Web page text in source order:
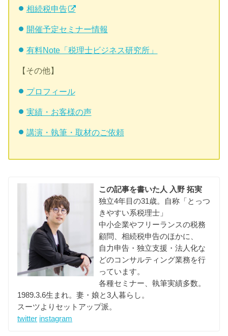
相続税申告
開催予定セミナー情報
有料Note「税理士ビジネス研究所」
【その他】
プロフィール
実績・お客様の声
講演・執筆・取材のご依頼
この記事を書いた人 入野 拓実
独立4年目の31歳。自称「とっつ
きやすい系税理士」
中小企業やフリーランスの税務
顧問、相続税申告のほかに、
自力申告・独立支援・法人化な
どのコンサルティング業務を行
っています。
各種セミナー、執筆実績多数。
1989.3.6生まれ。妻・娘と3人暮らし。
スーツよりセットアップ派。
twitter instagram